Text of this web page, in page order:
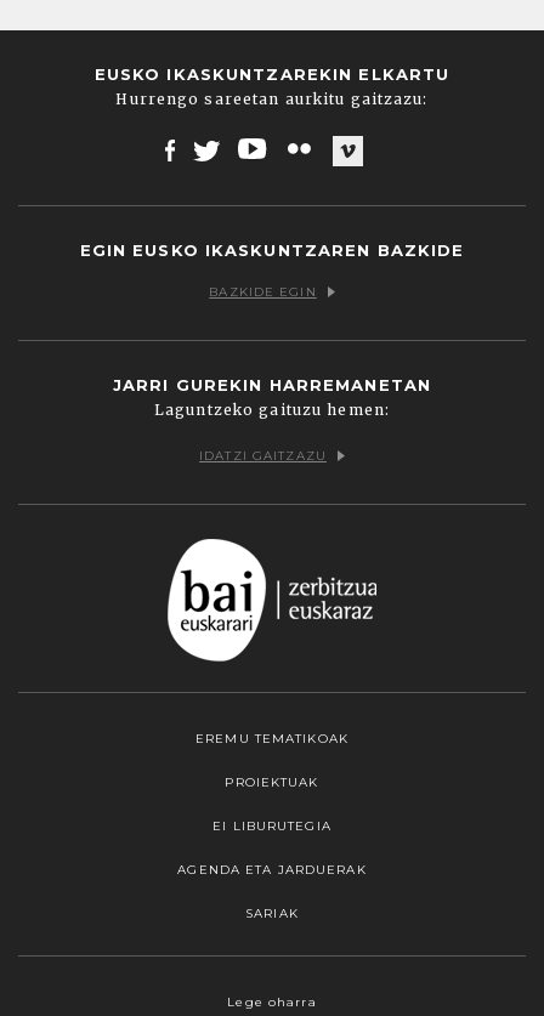
EUSKO IKASKUNTZAREKIN ELKARTU
Hurrengo sareetan aurkitu gaitzazu:
EGIN EUSKO IKASKUNTZAREN BAZKIDE
BAZKIDE EGIN
JARRI GUREKIN HARREMANETAN
Laguntzeko gaituzu hemen:
IDATZI GAITZAZU
EREMU TEMATIKOAK
PROIEKTUAK
EI LIBURUTEGIA
AGENDA ETA JARDUERAK
SARIAK
Lege oharra
Webgune honek cookieak erabiltzen ditu,